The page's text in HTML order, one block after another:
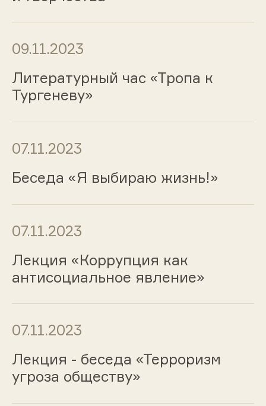
09.11.2023
Литературный час «Тропа к
Тургеневу»
07.11.2023
Беседа «Я выбираю жизнь!»
07.11.2023
Лекция «Коррупция как
антисоциальное явление»
07.11.2023
Лекция - беседа «Терроризм
угроза обществу»